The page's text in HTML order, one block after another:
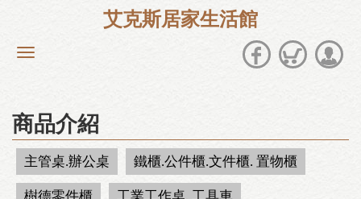
艾克斯居家生活館
商品介紹
主管桌.辦公桌 鐵櫃.公件櫃.文件櫃. 置物櫃